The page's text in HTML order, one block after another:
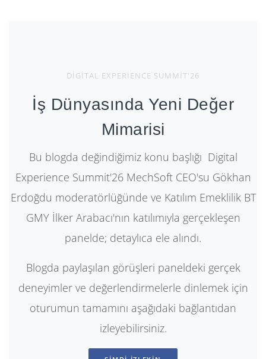
DIGITAL EXPERIENCE SUMMIT'26
İş Dünyasında Yeni Değer
Mimarisi
Bu blogda değindiğimiz konu başlığı Digital
Experience Summit'26 MechSoft CEO'su Gökhan
Erdoğdu moderatörlüğünde ve Katılım Emeklilik BT
GMY İlker Arabacı'nın katılımıyla gerçekleşen
panelde; detaylıca ele alındı.
Blogda paylaşılan görüşleri paneldeki gerçek
deneyimler ve değerlendirmelerle dinlemek için
oturumun tamamını aşağıdaki bağlantıdan
izleyebilirsiniz.